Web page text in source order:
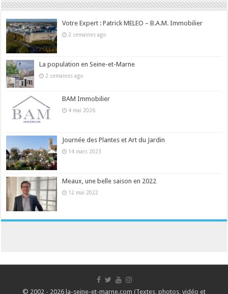
Votre Expert : Patrick MELEO – B.A.M. Immobilier
2 semaines ago
La population en Seine-et-Marne
2 semaines ago
BAM Immobilier
4 mai 2026
Journée des Plantes et Art du Jardin
14 mars 2023
Meaux, une belle saison en 2022
12 mai 2022
© 2002 - 2026 la-seine-et-marne.com (Textes, photos, vidéo et